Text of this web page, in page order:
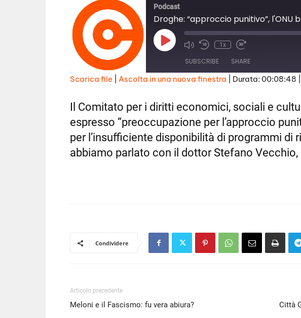
Podcast
Play
Episode
1x
SUBSCRIBE SHARE
RSS FEED
LINK
EMBED
Scarica file Ascolta in una nuova finestra Durata: 00:08:48
Il Comitato per i diritti economici, sociali e
espresso “preoccupazione per l’approccio
per l’insufficiente disponibilità di programmi di
abbiamo parlato con il dottor Stefano Vecchio,
Condividere
Articolo precedente
Meloni e il Fascismo: fu vera abiura?
Città